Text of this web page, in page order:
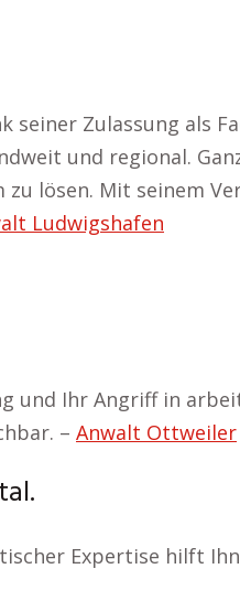
seiner Zulassung als
und regional.
lösen. Mit seinem
Ludwigshafen
und Ihr Angriff in
– Anwalt Ottweiler
Expertise hilft